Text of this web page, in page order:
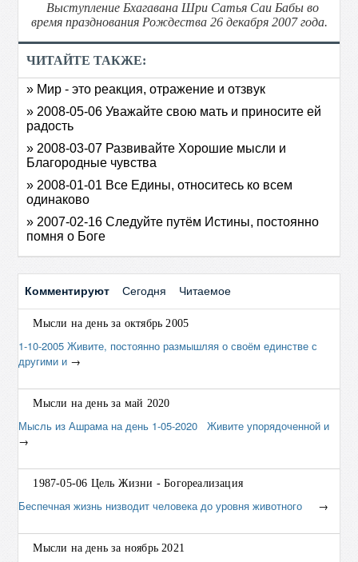
Выступление Бхагавана Шри Сатья Саи Бабы во
время празднования Рождества 26 декабря 2007 года.
ЧИТАЙТЕ ТАКЖЕ:
» Мир - это реакция, отражение и отзвук
» 2008-05-06 Уважайте свою мать и приносите ей
радость
» 2008-03-07 Развивайте Хорошие мысли и
Благородные чувства
» 2008-01-01 Все Едины, относитесь ко всем
одинаково
» 2007-02-16 Следуйте путём Истины, постоянно
помня о Боге
Комментируют Сегодня Читаемое
Мысли на день за октябрь 2005
1-10-2005 Живите, постоянно размышляя о своём единстве с
другими и →
Мысли на день за май 2020
Мысль из Ашрама на день 1-05-2020 Живите упорядоченной и
→
1987-05-06 Цель Жизни - Богореализация
Беспечная жизнь низводит человека до уровня животного →
Мысли на день за ноябрь 2021